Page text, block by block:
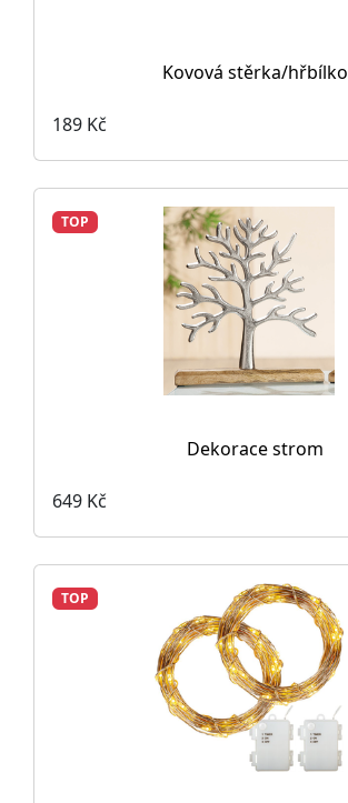
Kovová stěrka/hřbílko
189 Kč
TOP
Dekorace strom
649 Kč
TOP